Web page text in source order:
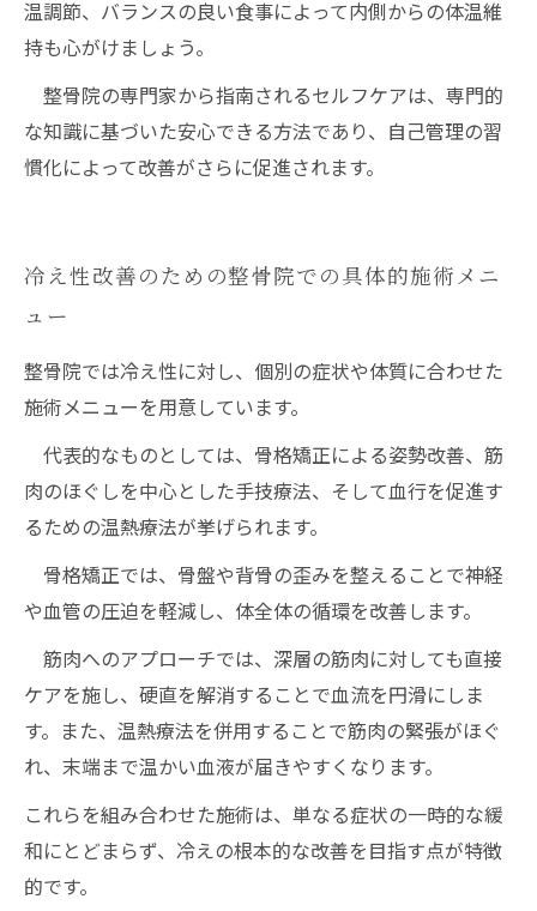
温調節、バランスの良い食事によって内側からの体温維
持も心がけましょう。
整骨院の専門家から指南されるセルフケアは、専門的
な知識に基づいた安心できる方法であり、自己管理の習
慣化によって改善がさらに促進されます。
冷え性改善のための整骨院での具体的施術メニ
ュー
整骨院では冷え性に対し、個別の症状や体質に合わせた
施術メニューを用意しています。
代表的なものとしては、骨格矯正による姿勢改善、筋
肉のほぐしを中心とした手技療法、そして血行を促進す
るための温熱療法が挙げられます。
骨格矯正では、骨盤や背骨の歪みを整えることで神経
や血管の圧迫を軽減し、体全体の循環を改善します。
筋肉へのアプローチでは、深層の筋肉に対しても直接
ケアを施し、硬直を解消することで血流を円滑にしま
す。また、温熱療法を併用することで筋肉の緊張がほぐ
れ、末端まで温かい血液が届きやすくなります。
これらを組み合わせた施術は、単なる症状の一時的な緩
和にとどまらず、冷えの根本的な改善を目指す点が特徴
的です。